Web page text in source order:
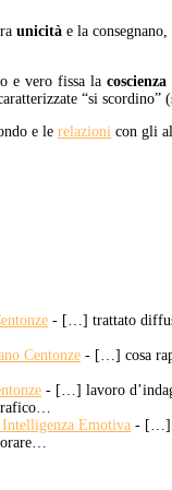
unicitàe la
e vero fissa la
“si scordino”
e le relazioni con gli
- […] trattato
Centonze - […] cosa
- […] lavoro
Emotiva - […]